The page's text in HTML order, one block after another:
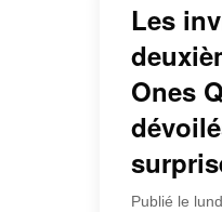
Les
Ones
Publié le